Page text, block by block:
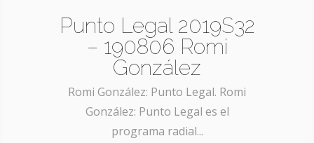
Punto Legal 2019S32
– 190806 Romi
González
Romi González: Punto Legal. Romi
González: Punto Legal es el
programa radial...